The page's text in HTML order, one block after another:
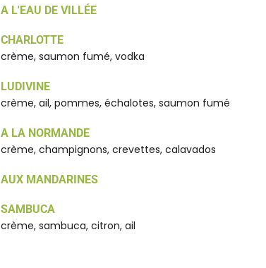
A L'EAU DE VILLÉE
CHARLOTTE
crème, saumon fumé, vodka
LUDIVINE
crème, ail, pommes, échalotes, saumon fumé
A LA NORMANDE
crème, champignons, crevettes, calavados
AUX MANDARINES
SAMBUCA
crème, sambuca, citron, ail